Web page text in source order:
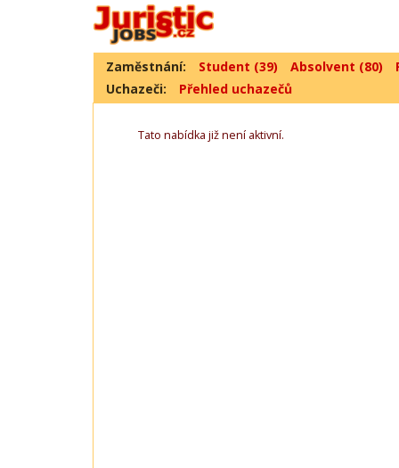
Zaměstnání: Student (39) Absolvent (80)
Uchazeči:
Přehled uchazečů
Tato nabídka již není aktivní.